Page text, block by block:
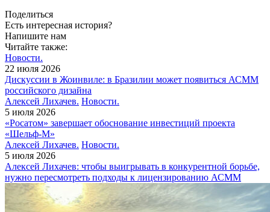
Поделиться
Есть интересная история?
Напишите нам
Читайте также:
Новости.
22 июля 2026
Дискуссии в Жоинвиле: в Бразилии может появиться АСММ
российского дизайна
Алексей Лихачев. Новости.
5 июля 2026
«Росатом» завершает обоснование инвестиций проекта
«Шельф-М»
Алексей Лихачев. Новости.
5 июля 2026
Алексей Лихачев: чтобы выигрывать в конкурентной борьбе,
нужно пересмотреть подходы к лицензированию АСММ